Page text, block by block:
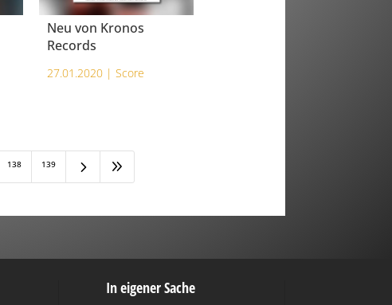
Neu von Kronos
Records
27.01.2020 | Score
138 139 5 9
In eigener Sache